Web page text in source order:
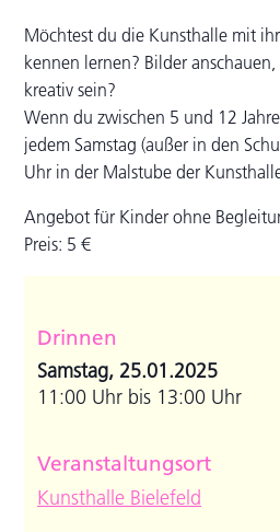
Möchtest du die Kunsthalle mit
kennen lernen? Bilder
kreativ sein?
Wenn du zwischen 5 und 12
jedem Samstag (außer in den
Uhr in der Malstube der
Angebot für Kinder ohne
Preis: 5 €
Drinnen
Samstag, 25.01.2025
11:00 Uhr bis 13:00 Uhr
Veranstaltungsort
Kunsthalle Bielefeld